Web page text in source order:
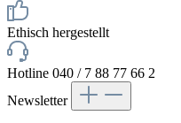
Ethisch hergestellt
Hotline 040 / 7 88 77 66 2
Newsletter